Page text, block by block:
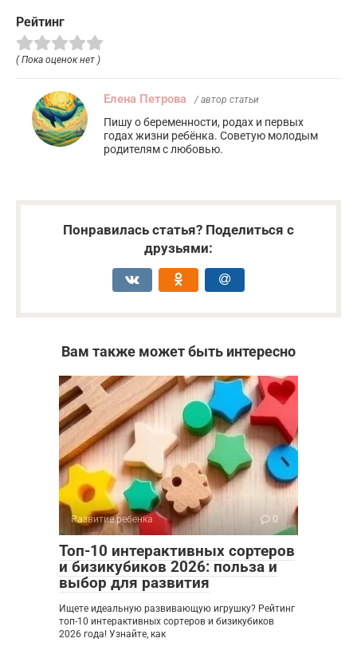
Рейтинг
( Пока оценок нет )
Елена Петрова / автор статьи
Пишу о беременности, родах и первых
годах жизни ребёнка. Советую молодым
родителям с любовью.
Понравилась статья? Поделиться с
друзьями:
Вам также может быть интересно
Развитие ребенка 0
Топ-10 интерактивных сортеров
и бизикубиков 2026: польза и
выбор для развития
Ищете идеальную развивающую игрушку? Рейтинг
топ-10 интерактивных сортеров и бизикубиков
2026 года! Узнайте, как